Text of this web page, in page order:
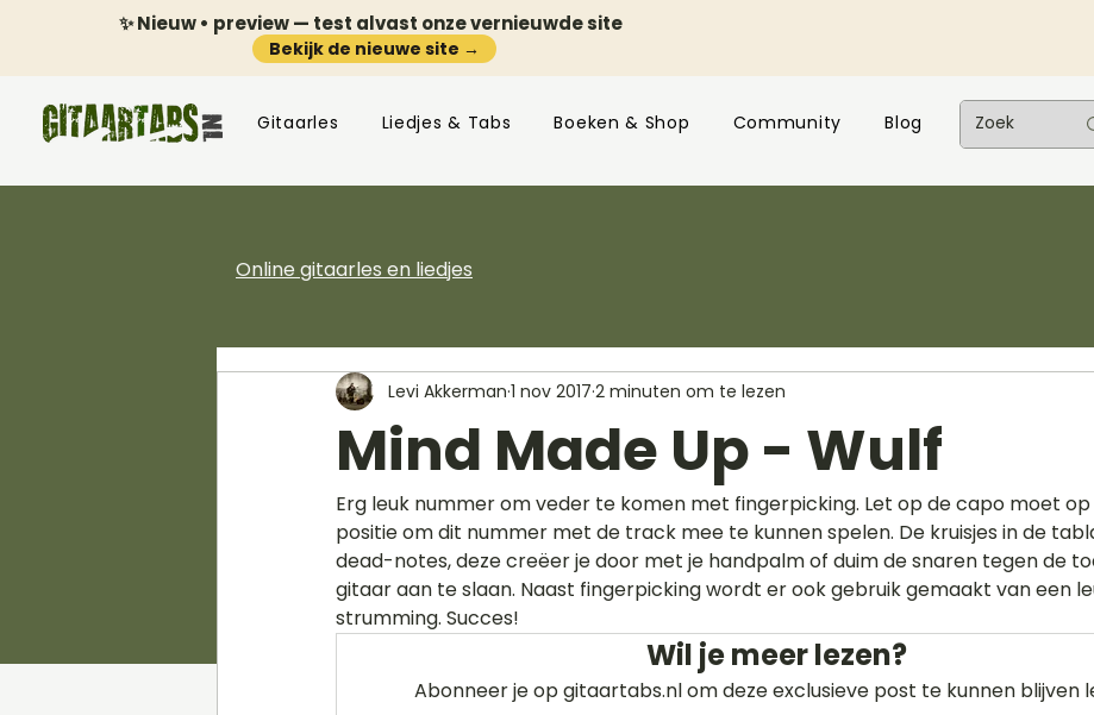
✨ Nieuw • preview — test alvast onze vernieuwde site
Bekijk de nieuwe site →
Gitaarles Liedjes & Tabs Boeken & Shop Community Blog
Online gitaarles en liedjes
Mind Made Up - Wulf
Levi Akkerman 1 nov 2017 2 minuten om te lezen
Erg leuk nummer om veder te komen met fingerpicking. Let op de capo moet
positie om dit nummer met de track mee te kunnen spelen. De kruisjes in de
dead-notes, deze creëer je door met je handpalm of duim de snaren tegen de
gitaar aan te slaan. Naast fingerpicking wordt er ook gebruik gemaakt van een
strumming. Succes!
Wil je meer lezen?
Abonneer je op gitaartabs.nl om deze exclusieve post te kunnen blijven